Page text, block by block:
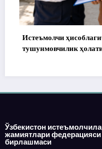
Истеъмолчи ҳисоблагичи
тушунмовчилик ҳолати
Ўзбекистон
жамиятлари
бирлашмаси